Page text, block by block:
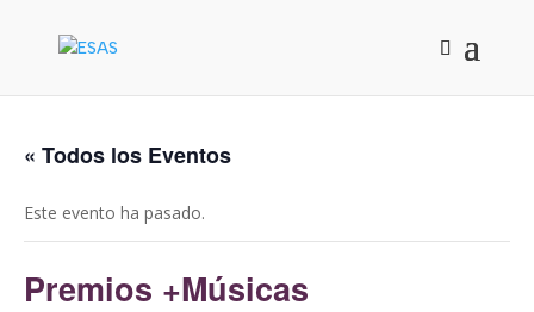
« Todos los Eventos
Este evento ha pasado.
Premios +Músicas